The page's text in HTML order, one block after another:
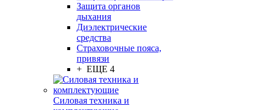
Защита органов
дыхания
Диэлектрические
средства
Страховочные пояса,
привязи
+ ЕЩЕ 4
Силовая техника и